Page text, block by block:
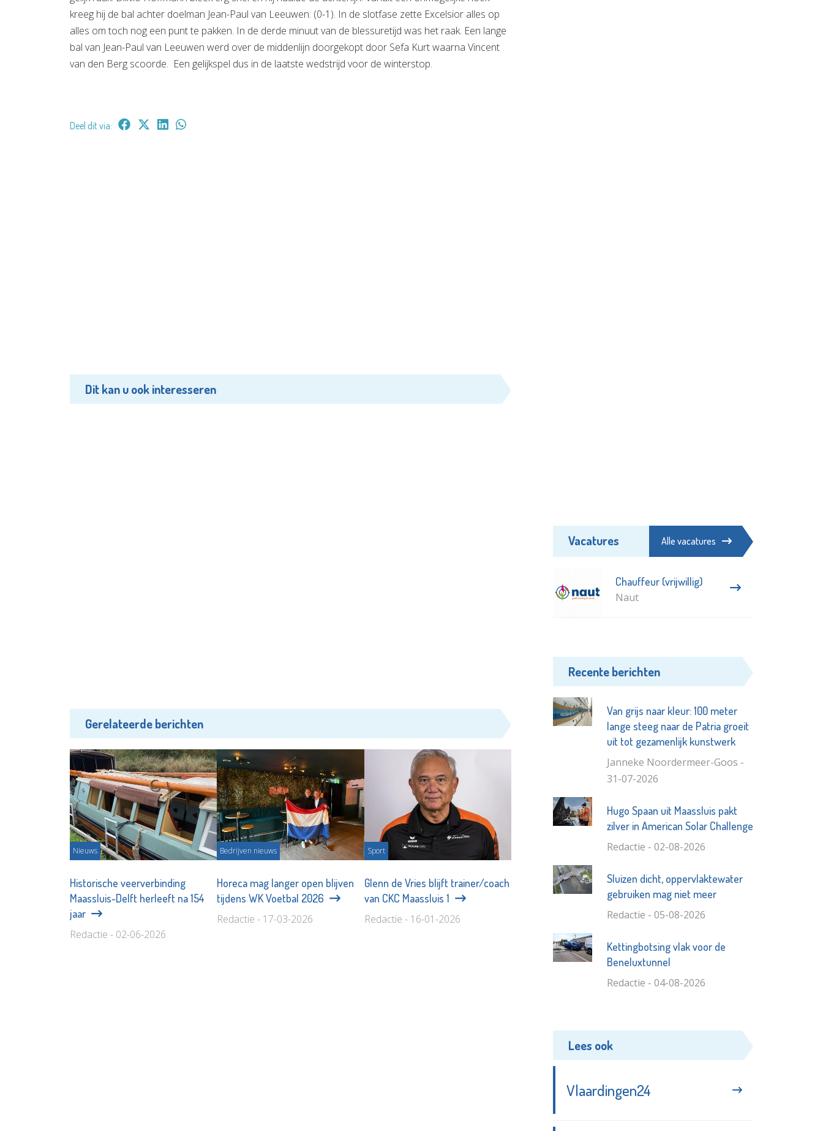
kreeg hij de bal achter doelman Jean-Paul van Leeuwen: (0-1). In de slotfase zette Excelsior alles op
alles om toch nog een punt te pakken. In de derde minuut van de blessuretijd was het raak. Een lange
bal van Jean-Paul van Leeuwen werd over de middenlijn doorgekopt door Sefa Kurt waarna Vincent
van den Berg scoorde. Een gelijkspel dus in de laatste wedstrijd voor de winterstop.
Deel dit via:
Dit kan u ook interesseren
Gerelateerde berichten
Nieuws
Historische veerverbinding
Maassluis-Delft herleeft na 154
jaar
Redactie - 02-06-2026
Bedrijven nieuws
Horeca mag langer open blijven
tijdens WK Voetbal 2026
Redactie - 17-03-2026
Sport
Glenn de Vries blijft trainer/coach
van CKC Maassluis 1
Redactie - 16-01-2026
Vacatures Alle vacatures
Chauffeur (vrijwillig)
Naut
Recente berichten
Van grijs naar kleur: 100 meter
lange steeg naar de Patria groeit
uit tot gezamenlijk kunstwerk
Janneke Noordermeer-Goos -
31-07-2026
Hugo Spaan uit Maassluis pakt
zilver in American Solar Challenge
Redactie - 02-08-2026
Sluizen dicht, oppervlaktewater
gebruiken mag niet meer
Redactie - 05-08-2026
Kettingbotsing vlak voor de
Beneluxtunnel
Redactie - 04-08-2026
Lees ook
Vlaardingen24